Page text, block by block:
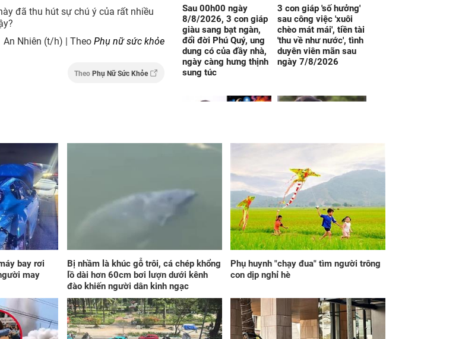
đã thu hút sự chú ý của rất nhiều
An Nhiên (t/h) | TheoPhụ nữ sức khỏe
TheoPhụ Nữ Sức Khỏe
Sau 00h00 ngày
8/8/2026, 3 con giáp
giàu sang bạt ngàn,
đổi đời Phú Quý, ung
dung có của đầy nhà,
ngày càng hưng thịnh
sung túc
3 con giáp 'số hưởng'
sau công việc 'xuôi
chèo mát mái', tiền tài
'thu về như nước', tình
duyên viên mãn sau
ngày 7/8/2026
Đúng hôm nay, thứ 6
ngày 7/8/2026, 3 con
giáp Thiên Quan chiếu
vận, sự nghiệp lao
đao, tiền bạc hao tốn
Đúng 12h30 hôm nay,
thứ Sáu 7/8/2026, 3
con giáp tiền về trĩu
túi, phúc cao hơn núi,
lộc nhiều hơn sông,
giàu sang no đủ
bay rơi
may
Bị nhầm là khúc gỗ trôi, cá chép khổng
lồ dài hơn 60cm bơi lượn dưới kênh
đào khiến người dân kinh ngạc
Phụ huynh "chạy đua" tìm người trông
con dịp nghỉ hè